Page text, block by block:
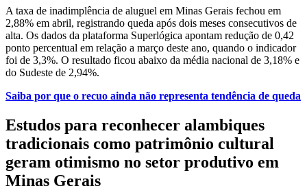
A taxa de inadimplência de aluguel em Minas Gerais fechou em
2,88% em abril, registrando queda após dois meses consecutivos de
alta. Os dados da plataforma Superlógica apontam redução de 0,42
ponto percentual em relação a março deste ano, quando o indicador
foi de 3,3%. O resultado ficou abaixo da média nacional de 3,18% e
do Sudeste de 2,94%.
Saiba por que o recuo ainda não representa tendência de queda
Estudos para reconhecer alambiques
tradicionais como patrimônio cultural
geram otimismo no setor produtivo em
Minas Gerais